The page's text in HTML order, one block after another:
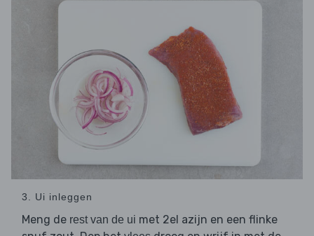
3. Ui inleggen
Meng de rest van de ui met 2el azijn en een flinke